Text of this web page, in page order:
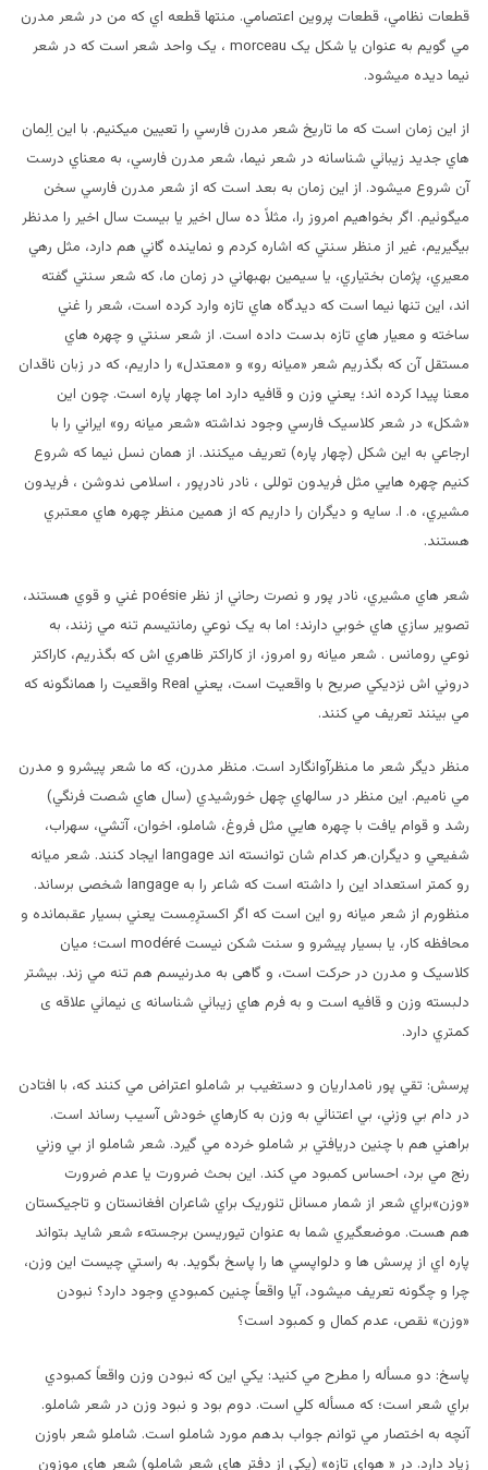
قطعات نظامي، قطعات پروين اعتصامي. منتها قطعه اي که من در شعر مدرن
مي گويم به عنوان يا شکل يک morceau ، يک واحد شعر است که در شعر
نيما ديده ميشود.
از اين زمان است که ما تاريخ شعر مدرن فارسي را تعيين ميکنيم. با اين اِلِمان
هاي جديد زيبائي شناسانه در شعر نيما، شعر مدرن فارسي، به معناي درست
آن شروع ميشود. از اين زمان به بعد است که از شعر مدرن فارسي سخن
ميگوئيم. اگر بخواهيم امروز را، مثلاً ده سال اخير يا بيست سال اخير را مدنظر
بيگيريم، غير از منظر سنتي که اشاره کردم و نماينده گاني هم دارد، مثل رهي
معيري، پژمان بختياري، يا سيمين بهبهاني در زمان ما، که شعر سنتي گفته
اند، اين تنها نيما است که ديدگاه هاي تازه وارد کرده است، شعر را غني
ساخته و معيار هاي تازه بدست داده است. از شعر سنتي و چهره هاي
مستقل آن که بگذريم شعر «ميانه رو» و «معتدل» را داريم، که در زبان ناقدان
معنا پيدا کرده اند؛ يعني وزن و قافيه دارد اما چهار پاره است. چون اين
«شکل» در شعر کلاسيک فارسي وجود نداشته «شعر ميانه رو» ايراني را با
ارجاعي به اين شکل (چهار پاره) تعريف ميکنند. از همان نسل نيما که شروع
کنيم چهره هايي مثل فريدون توللی ، نادر نادرپور ، اسلامی ندوشن ، فریدون
مشيري، ه. ا. سايه و ديگران را داريم که از همين منظر چهره هاي معتبري
هستند.
شعر هاي مشيري، نادر پور و نصرت رحاني از نظر poésie غني و قوي هستند،
تصوير سازي هاي خوبي دارند؛ اما به يک نوعي رمانتيسم تنه مي زنند، به
نوعي رومانس . شعر ميانه رو امروز، از کاراکتر ظاهري اش که بگذريم، کاراکتر
دروني اش نزديکي صريح با واقعيت است، يعني Real واقعيت را همانگونه که
مي بينند تعريف مي کنند.
منظر ديگر شعر ما منظرآوانگارد است. منظر مدرن، که ما شعر پيشرو و مدرن
مي ناميم. اين منظر در سالهاي چهل خورشيدي (سال هاي شصت فرنگي)
رشد و قوام يافت با چهره هايي مثل فروغ، شاملو، اخوان، آتشي، سهراب،
شفيعي و ديگران.هر کدام شان توانسته اند langage ايجاد کنند. شعر ميانه
رو کمتر استعداد اين را داشته است که شاعر را به langage شخصی برساند.
منظورم از شعر ميانه رو اين است که اگر اکسترِمِست يعني بسيار عقبمانده و
محافظه کار، يا بسيار پيشرو و سنت شکن نيست modéré است؛ ميان
کلاسيک و مدرن در حرکت است، و گاهی به مدرنيسم هم تنه مي زند. بيشتر
دلبسته وزن و قافيه است و به فرم هاي زيبائي شناسانه ی نیمائي علاقه ی
کمتري دارد.
پرسش: تقي پور نامداريان و دستغيب بر شاملو اعتراض مي کنند که، با افتادن
در دام بي وزني، بي اعتنائي به وزن به کارهاي خودش آسيب رساند است.
براهني هم با چنين دريافتي بر شاملو خرده مي گيرد. شعر شاملو از بي وزني
رنج مي برد، احساس کمبود مي کند. اين بحث ضرورت يا عدم ضرورت
«وزن»براي شعر از شمار مسائل تئوريک براي شاعران افغانستان و تاجيکستان
هم هست. موضعگيري شما به عنوان تيوريسن برجستهء شعر شايد بتواند
پاره اي از پرسش ها و دلواپسي ها را پاسخ بگويد. به راستي چيست اين وزن،
چرا و چگونه تعريف ميشود، آيا واقعاً چنين کمبودي وجود دارد؟ نبودن
«وزن» نقص، عدم کمال و کمبود است؟
پاسخ: دو مسأله را مطرح مي کنيد: يکي اين که نبودن وزن واقعاً کمبودي
براي شعر است؛ که مسأله کلي است. دوم بود و نبود وزن در شعر شاملو.
آنچه به اختصار مي توانم جواب بدهم مورد شاملو است. شاملو شعر باوزن
زياد دارد. در « هواي تازه» (يکي از دفتر هاي شعر شاملو) شعر هاي موزون